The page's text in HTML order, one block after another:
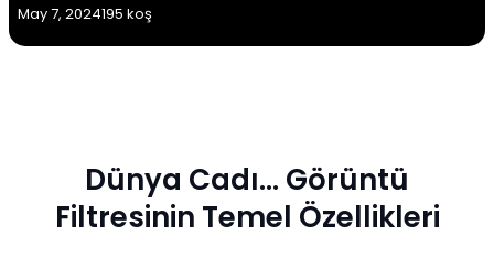
May 7, 2024195 koş
Dünya Cadı... Görüntü
Filtresinin Temel Özellikleri